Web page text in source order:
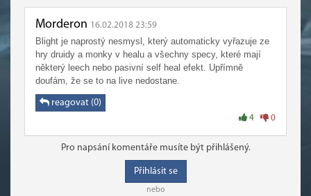
Morderon 16.02.2018 23:59
Blight je naprostý nesmysl, který automaticky vyřazuje ze
hry druidy a monky v healu a všechny specy, které mají
některý leech nebo pasivní self heal efekt. Upřímně
doufám, že se to na live nedostane.
reagovat (0)
4 0
Pro napsání komentáře musíte být přihlášený.
Přihlásit se
nebo